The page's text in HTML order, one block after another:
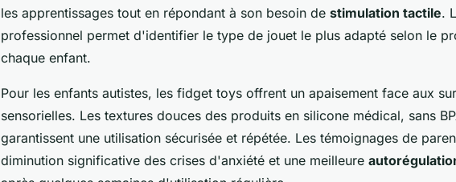
les apprentissages tout en répondant à son besoin de stimulation tactile.
professionnel permet d'identifier le type de jouet le plus adapté selon le
chaque enfant.
Pour les enfants autistes, les fidget toys offrent un apaisement face aux
sensorielles. Les textures douces des produits en silicone médical, sans
garantissent une utilisation sécurisée et répétée. Les témoignages de
diminution significative des crises d'anxiété et une meilleure